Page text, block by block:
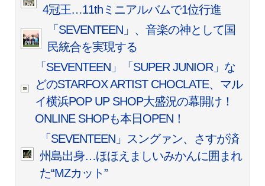
4冠王…11thミニアルバムで1位行進
「SEVENTEEN」、音楽の神として国
民統合を実現する
「SEVENTEEN」「SUPER JUNIOR」な
どのSTARFOX ARTIST CHOCLATE、マル
イ横浜POP UP SHOP大盛況の幕開け！
ONLINE SHOPも本日OPEN！
「SEVENTEEN」スングァン、さすが済
州島出身…ほほえましいみかんに囲まれ
た“MZカット”